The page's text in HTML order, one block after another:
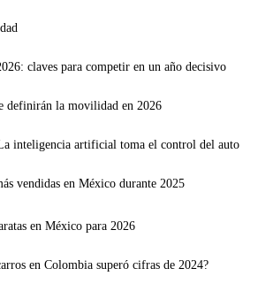
claves para competir en un año decisivo
definirán la movilidad en 2026
inteligencia artificial toma el control del auto
vendidas en México durante 2025
en México para 2026
en Colombia superó cifras de 2024?